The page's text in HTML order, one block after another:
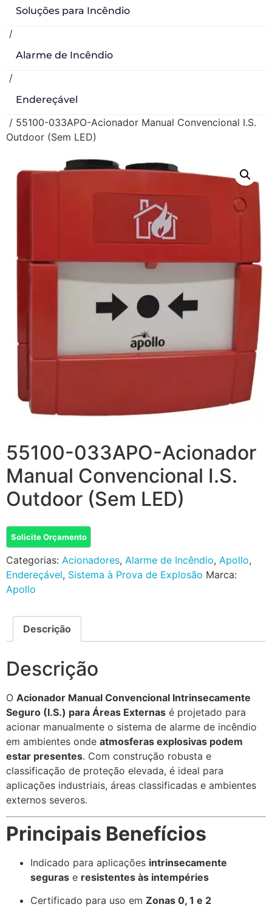
Soluções para Incêndio
/
Alarme de Incêndio
/
Endereçável
/ 55100-033APO-Acionador Manual Convencional I.S.
Outdoor (Sem LED)
55100-033APO-Acionador
Manual Convencional I.S.
Outdoor (Sem LED)
Solicite Orçamento
Categorias: Acionadores, Alarme de Incêndio, Apollo,
Endereçável, Sistema à Prova de Explosão Marca:
Apollo
Descrição
Descrição
O Acionador Manual Convencional Intrinsecamente
Seguro (I.S.) para Áreas Externas é projetado para
acionar manualmente o sistema de alarme de incêndio
em ambientes onde atmosferas explosivas podem
estar presentes. Com construção robusta e
classificação de proteção elevada, é ideal para
aplicações industriais, áreas classificadas e ambientes
externos severos.
Principais Benefícios
Indicado para aplicações intrinsecamente
seguras e resistentes às intempéries
Certificado para uso em Zonas 0, 1 e 2